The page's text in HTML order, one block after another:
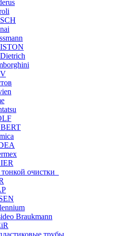
очистки
Braukmann
трубы